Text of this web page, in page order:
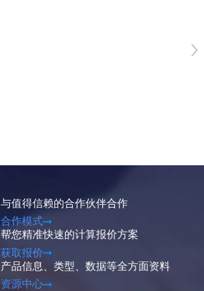
与值得信赖的合作伙伴合作
合作模式
帮您精准快速的计算报价方案
获取报价
产品信息、类型、数据等全方面资料
资源中心